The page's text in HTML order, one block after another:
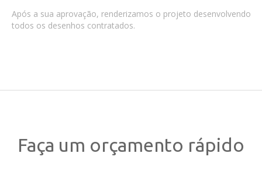
Após a sua aprovação, renderizamos o projeto desenvolvendo
todos os desenhos contratados.
Faça um orçamento rápido